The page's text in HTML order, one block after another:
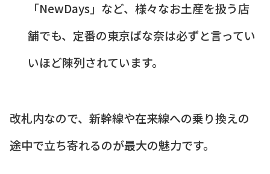
「NewDays」など、様々なお土産を扱う店
舗でも、定番の東京ばな奈は必ずと言ってい
いほど陳列されています。
改札内なので、新幹線や在来線への乗り換えの
途中で立ち寄れるのが最大の魅力です。